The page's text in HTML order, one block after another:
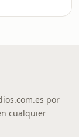
por
cualquier